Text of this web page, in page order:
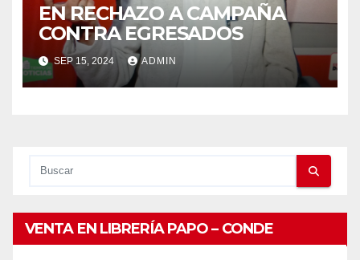
EN RECHAZO A CAMPAÑA
CONTRA EGRESADOS
SEP 15, 2024 ADMIN
VENTA EN LIBRERÍA PAPO – CONDE